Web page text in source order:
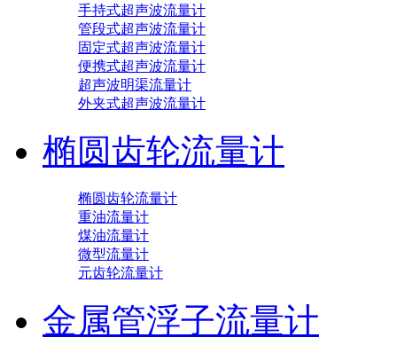
手持式超声波流量计
管段式超声波流量计
固定式超声波流量计
便携式超声波流量计
超声波明渠流量计
外夹式超声波流量计
椭圆齿轮流量计
椭圆齿轮流量计
重油流量计
煤油流量计
微型流量计
元齿轮流量计
金属管浮子流量计